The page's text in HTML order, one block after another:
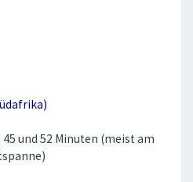
und 52 Minuten (meist am